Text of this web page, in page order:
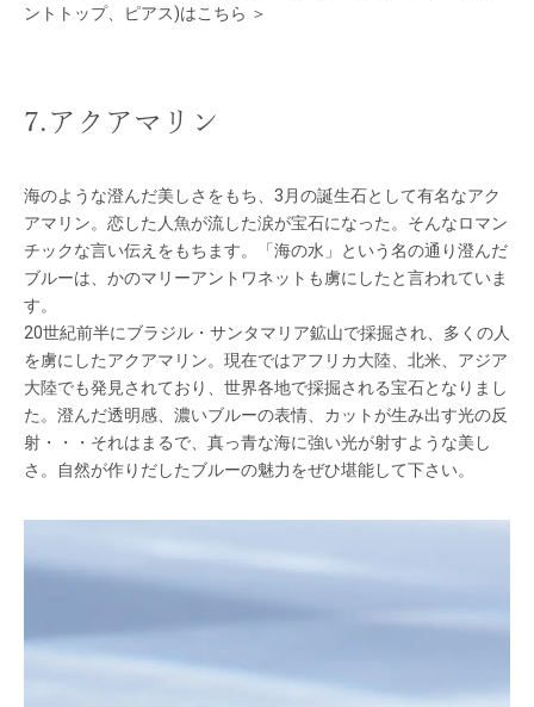
ントトップ、ピアス)はこちら ＞
7.アクアマリン
海のような澄んだ美しさをもち、3月の誕生石として有名なアク
アマリン。恋した人魚が流した涙が宝石になった。そんなロマン
チックな言い伝えをもちます。「海の水」という名の通り澄んだ
ブルーは、かのマリーアントワネットも虜にしたと言われていま
す。
20世紀前半にブラジル・サンタマリア鉱山で採掘され、多くの人
を虜にしたアクアマリン。現在ではアフリカ大陸、北米、アジア
大陸でも発見されており、世界各地で採掘される宝石となりまし
た。澄んだ透明感、濃いブルーの表情、カットが生み出す光の反
射・・・それはまるで、真っ青な海に強い光が射すような美し
さ。自然が作りだしたブルーの魅力をぜひ堪能して下さい。